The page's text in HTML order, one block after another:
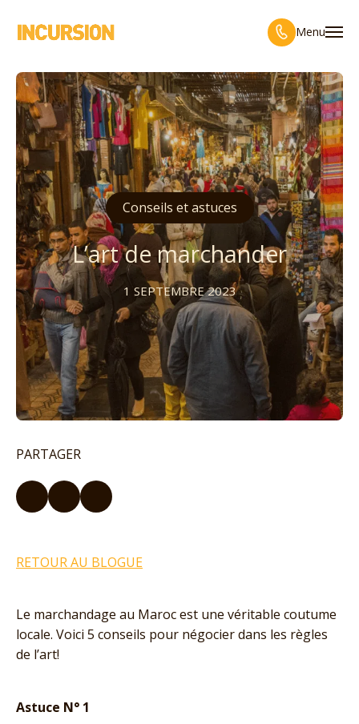
Menu
Conseils et astuces
L’art de marchander
1 SEPTEMBRE 2023
RETOUR AU BLOGUE
Le marchandage au Maroc est une véritable coutume
locale. Voici 5 conseils pour négocier dans les règles
de l’art!
Astuce N° 1
PARTAGER